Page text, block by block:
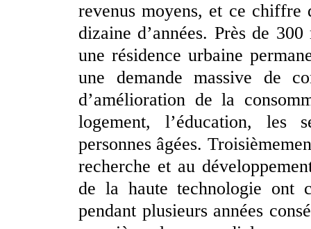
revenus moyens, et ce
dizaine d’années. Près de
une résidence urbaine
une demande massive de
d’amélioration de la
logement, l’éducation, les
personnes âgées.
recherche et au
de la haute technologie ont
pendant plusieurs années